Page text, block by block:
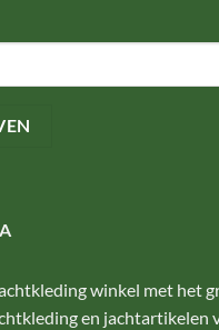
winkel met het
en jachtartikelen